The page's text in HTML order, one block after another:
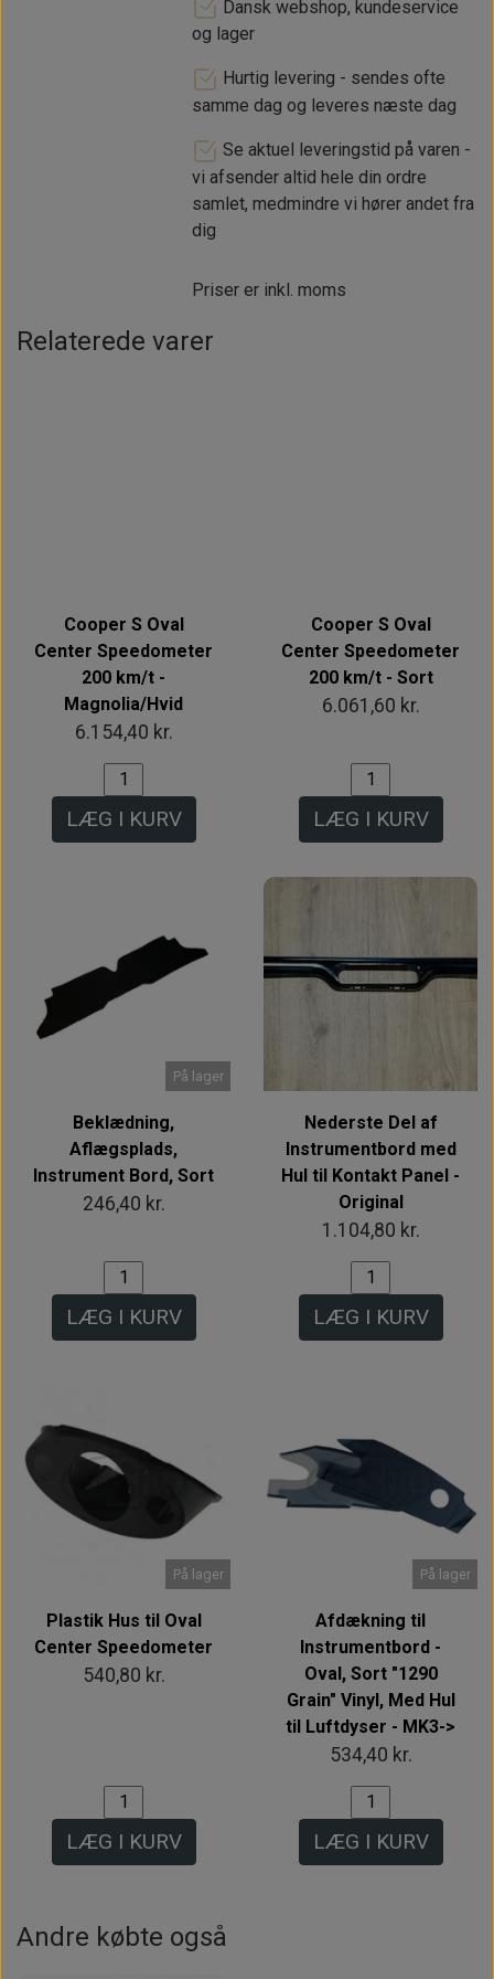
Dansk webshop, kundeservice
og lager
Hurtig levering - sendes ofte
samme dag og leveres næste dag
Se aktuel leveringstid på varen -
vi afsender altid hele din ordre
samlet, medmindre vi hører andet fra
dig
Priser er inkl. moms
Relaterede varer
Cooper S Oval
Center Speedometer
200 km/t -
Magnolia/Hvid
6.154,40 kr.
LÆG I KURV
Cooper S Oval
Center Speedometer
200 km/t - Sort
6.061,60 kr.
LÆG I KURV
På lager
Beklædning,
Aflægsplads,
Instrument Bord, Sort
246,40 kr.
LÆG I KURV
Nederste Del af
Instrumentbord med
Hul til Kontakt Panel -
Original
1.104,80 kr.
LÆG I KURV
På lager
Plastik Hus til Oval
Center Speedometer
540,80 kr.
LÆG I KURV
På lager
Afdækning til
Instrumentbord -
Oval, Sort "1290
Grain" Vinyl, Med Hul
til Luftdyser - MK3->
534,40 kr.
LÆG I KURV
Andre købte også